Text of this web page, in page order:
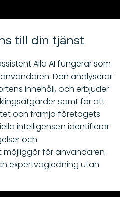
till din tjänst
Aila AI fungerar som
Den analyserar
innehåll, och erbjuder
samt för att
och främja företagets
intelligensen identifierar
och
möjliggör för användaren
expertvägledning utan